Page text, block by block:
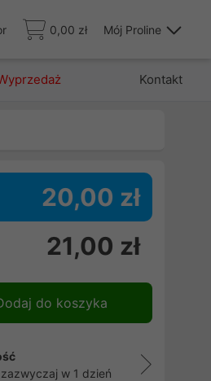
0,00 zł Mój Proline
Kontakt
20,00 zł
21,00 zł
do koszyka
zazwyczaj w 1 dzień